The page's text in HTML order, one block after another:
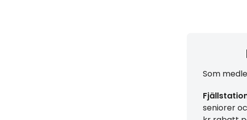
Som
seniorer